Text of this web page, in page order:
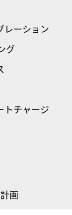
レーション
グ
トチャージ
画